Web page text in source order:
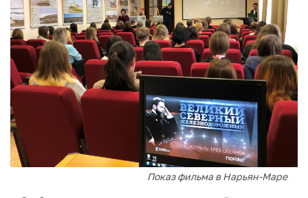
Показ фильма в Нарьян-Маре